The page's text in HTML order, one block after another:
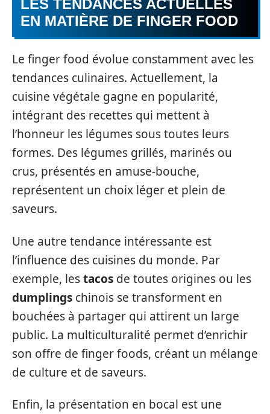
LES TENDANCES ACTUELLES
EN MATIÈRE DE FINGER FOOD
Le finger food évolue constamment avec les
tendances culinaires. Actuellement, la
cuisine végétale gagne en popularité,
intégrant des recettes qui mettent à
l’honneur les légumes sous toutes leurs
formes. Des légumes grillés, marinés ou
crus, présentés en amuse-bouche,
représentent un choix léger et plein de
saveurs.
Une autre tendance intéressante est
l’influence des cuisines du monde. Par
exemple, lestacos de toutes origines ou les
dumplings chinois se transforment en
bouchées à partager qui attirent un large
public. La multiculturalité permet d’enrichir
son offre de finger foods, créant un mélange
de culture et de saveurs.
Enfin, la présentation en bocal est une